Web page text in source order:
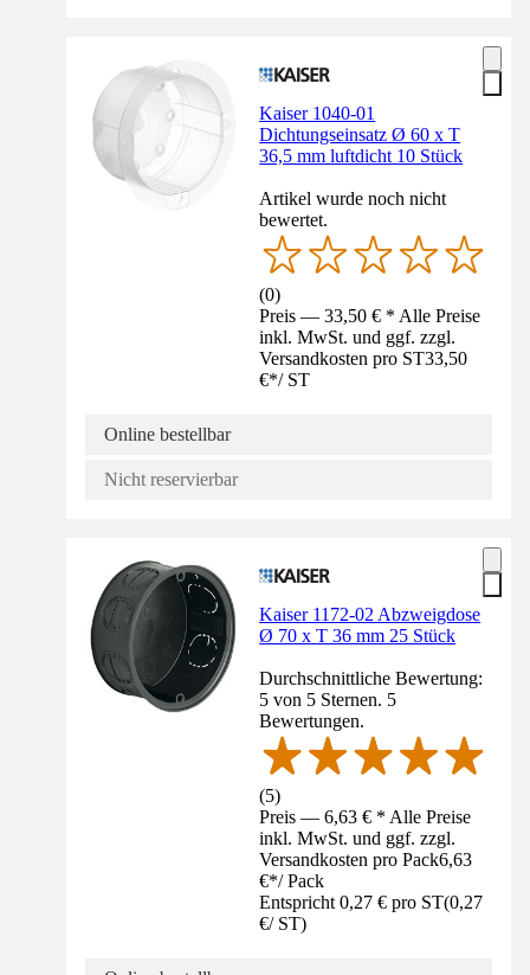
Kaiser 1040-01
Dichtungseinsatz Ø 60 x T
36,5 mm luftdicht 10 Stück
Artikel wurde noch nicht
bewertet.
(0)
Preis — 33,50 € * Alle Preise
inkl. MwSt. und ggf. zzgl.
Versandkosten pro ST33,50
€*/ ST
Online bestellbar
Nicht reservierbar
Kaiser 1172-02 Abzweigdose
Ø 70 x T 36 mm 25 Stück
Durchschnittliche Bewertung:
5 von 5 Sternen. 5
Bewertungen.
(5)
Preis — 6,63 € * Alle Preise
inkl. MwSt. und ggf. zzgl.
Versandkosten pro Pack6,63
€*/ Pack
Entspricht 0,27 € pro ST(0,27
€/ ST)